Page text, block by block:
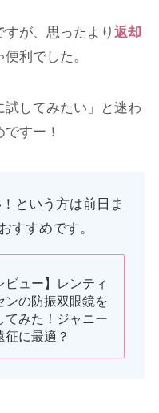
が、思ったより 返却
利でした。
試してみたい」と迷わ
すー！
という方は前日ま
すすめです。
ビュー】レンティ
ンの防振双眼鏡を
てみた！ジャニー
征に最適？